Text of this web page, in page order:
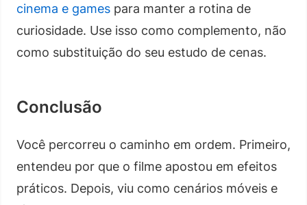
cinema e games para manter a rotina de
curiosidade. Use isso como complemento, não
como substituição do seu estudo de cenas.
Conclusão
Você percorreu o caminho em ordem. Primeiro,
entendeu por que o filme apostou em efeitos
práticos. Depois, viu como cenários móveis e